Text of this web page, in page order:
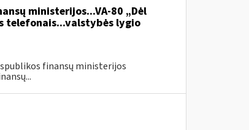
ministerijos...VA-80 „Dėl
telefonais...valstybės lygio
finansų ministerijos